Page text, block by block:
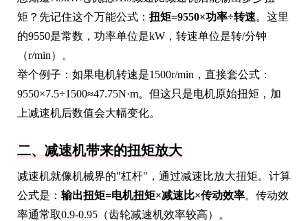
矩？先记住这个万能公式： 扭矩=9550×功率÷转速。这里
的9550是常数，功率单位是kW，转速单位是转/分钟
（r/min）。
举个例子：如果电机转速是1500r/min，直接套公式：
9550×7.5÷1500≈47.75N·m。但这只是电机原始扭矩，加
上减速机后数值会大幅变化。
二、减速机带来的扭矩放大
减速机就像机械界的"杠杆"，通过减速比放大扭矩。计算
公式是： 输出扭矩=电机扭矩×减速比×传动效率。传动效
率通常取0.9-0.95（齿轮减速机效率较高）。